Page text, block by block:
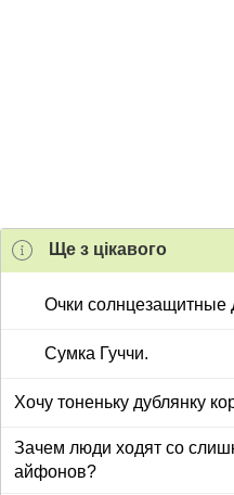
Ще з цiкавого
Очки солнцезащитные
Сумка Гуччи.
Хочу тоненьку дублянку
Зачем люди ходят со
айфонов?